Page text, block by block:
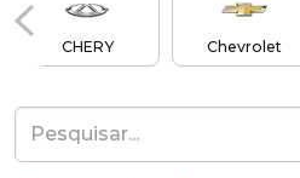
CHERY Chevrolet